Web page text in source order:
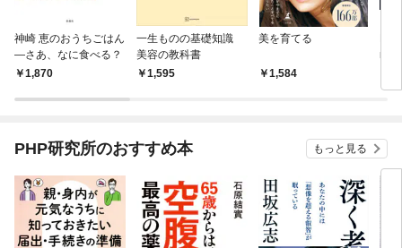
神崎 恵のおうちごはん
―さあ、なに食べる？
1,870
一生ものの基礎知識
美容の教科書
1,595
美を育てる
1,584
mi
PHP研究所のおすすめ本 もっと見る